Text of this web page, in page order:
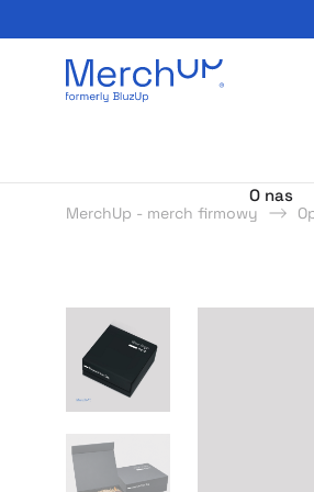
Odzież reklamowa z
O nas
MerchUp - merch firmowy